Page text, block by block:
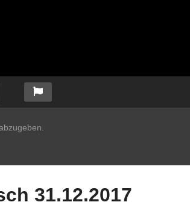
31.12.2017